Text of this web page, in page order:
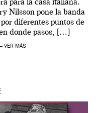
para la casa italiana.
Nilsson pone la banda
diferentes puntos de
donde pasos, […]
VER MÁS